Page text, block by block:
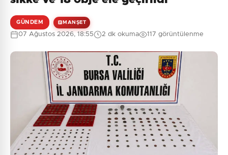
GÜNDEM MANŞET
07 Ağustos 2026, 18:55 2 dk okuma 117 görüntülenme